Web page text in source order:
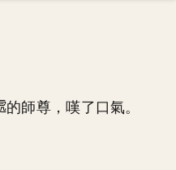
的師尊，嘆了口氣。